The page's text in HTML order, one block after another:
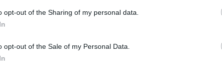
opt-out of the Sharing of my personal data.
opt-out of the Sale of my Personal Data.
Σχολίασε εδώ